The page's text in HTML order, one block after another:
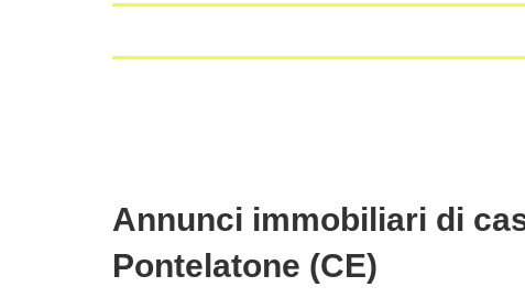
Annunci immobiliari di
Pontelatone (CE)